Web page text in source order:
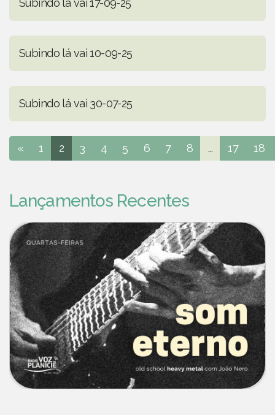
Subindo lá vai 17-09-25
Subindo lá vai 10-09-25
Subindo lá vai 30-07-25
« 1 2 3 4 5 6 7 8 ... 17 18
Lançamentos Recentes